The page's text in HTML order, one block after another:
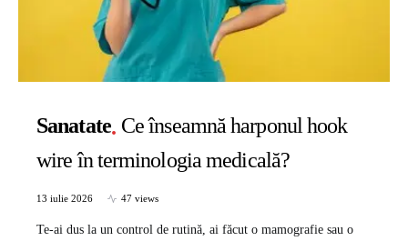
Sanatate Ce înseamnă harponul hook
wire în terminologia medicală?
13 iulie 2026 47 views
Te-ai dus la un control de rutină, ai făcut o mamografie sau o